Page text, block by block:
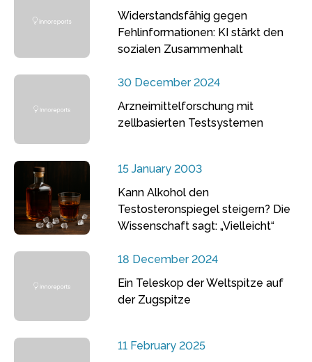
Widerstandsfähig gegen
Fehlinformationen: KI stärkt den
sozialen Zusammenhalt
30 December 2024
Arzneimittelforschung mit
zellbasierten Testsystemen
15 January 2003
Kann Alkohol den
Testosteronspiegel steigern? Die
Wissenschaft sagt: „Vielleicht“
18 December 2024
Ein Teleskop der Weltspitze auf
der Zugspitze
11 February 2025